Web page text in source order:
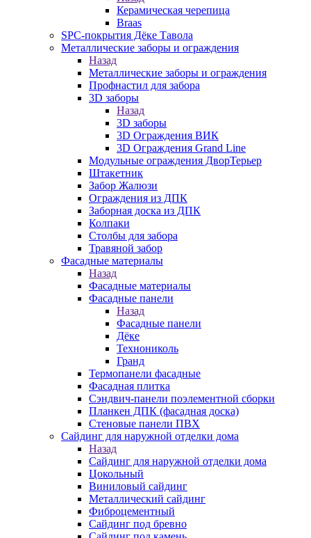
Керамическая черепица
Braas
SPC-покрытия Дёке Тавола
Металлические заборы и ограждения
Назад
Металлические заборы и ограждения
Профнастил для забора
3D заборы
Назад
3D заборы
3D Ограждения ВИК
3D Ограждения Grand Line
Модульные ограждения ДворТерьер
Штакетник
Забор Жалюзи
Ограждения из ДПК
Заборная доска из ДПК
Колпаки
Столбы для забора
Травяной забор
Фасадные материалы
Назад
Фасадные материалы
Фасадные панели
Назад
Фасадные панели
Дёке
Технониколь
Гранд
Термопанели фасадные
Фасадная плитка
Сэндвич-панели поэлементной сборки
Планкен ДПК (фасадная доска)
Стеновые панели ПВХ
Сайдинг для наружной отделки дома
Назад
Сайдинг для наружной отделки дома
Цокольный
Виниловый сайдинг
Металлический сайдинг
Фиброцементный
Сайдинг под бревно